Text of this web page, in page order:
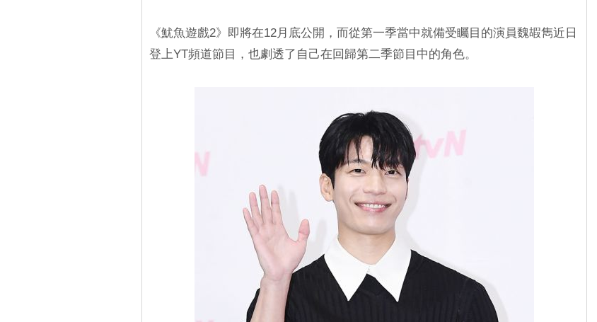
《魷魚遊戲2》即將在12月底公開，而從第一季當中就備受矚目的演員魏嘏雋近日
登上YT頻道節目，也劇透了自己在回歸第二季節目中的角色。